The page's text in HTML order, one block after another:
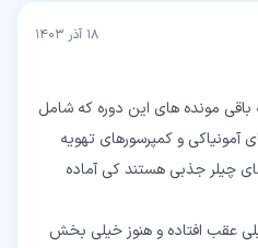
۱۸ آذر ۱۴۰۳
مونده های این دوره که شامل
و کمپرسورهای تهویه
چیلر جذبی هستند کی آماده
عقب افتاده و هنوز خیلی بخش